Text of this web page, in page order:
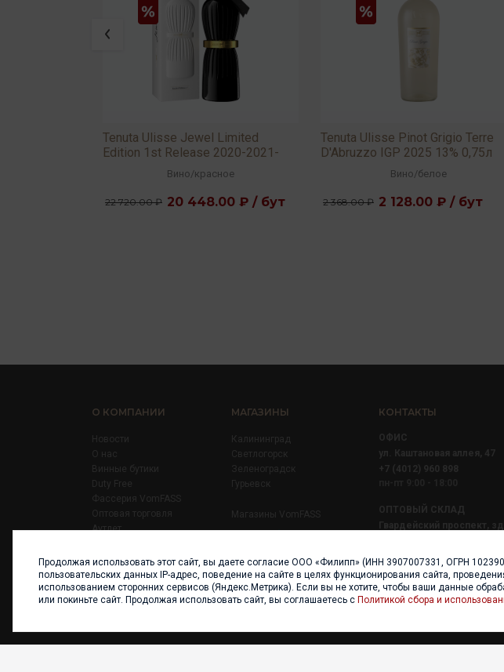
Tenuta Ulisse Jewel Limited
Edition 1st Release 2020-2021-
2022 15,5% 0,75л
Вино/красное
22 720.00 ₽ 20 448.00 ₽ / бут
Tenuta Ulisse Pinot Grigio Terre
D'Abruzzo IGP 2025 13% 0,75л
Вино/белое
2 368.00 ₽ 2 128.00 ₽ / бут
О КОМПАНИИ
Новости
О нас
Винные бутики
Duty Free
Фассерия VomFASS
Оптовая торговля
Аутлет
Карьера
Контакты
МАГАЗИНЫ
Калининград
Светлогорск
Зеленоградск
Гурьевск
Магазины VomFASS
КОНТАКТЫ
ОФИС
ул. Каштановая аллея, 47
+7 (4012) 960 898
ОПТОВЫЙ СКЛАД
Гвардейский проспект,
пн-пт 8:00 - 17:00
Продолжая использовать этот сайт, вы даете согласие ООО «Филипп» (ИНН 3907007331, ОГРН
пользовательских данных IP-адрес, поведение на сайте в целях функционирования сайта,
использованием сторонних сервисов (Яндекс.Метрика). Если вы не хотите, чтобы ваши данные
или покиньте сайт. Продолжая использовать сайт, вы соглашаетесь с Политикой сбора и